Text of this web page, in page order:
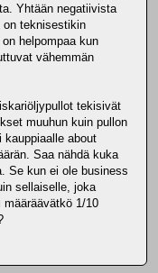
Yhtään negatiivista
on teknisestikin
helpompaa kun
vähemmän
tekisivät
muuhun kuin pullon
about
Saa nähdä kuka
Se kun ei ole business
sellaiselle, joka
1/10